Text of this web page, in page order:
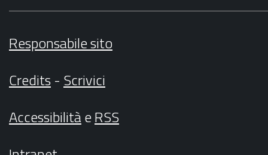
Responsabile sito
Credits- Scrivici
AccessibilitàeRSS